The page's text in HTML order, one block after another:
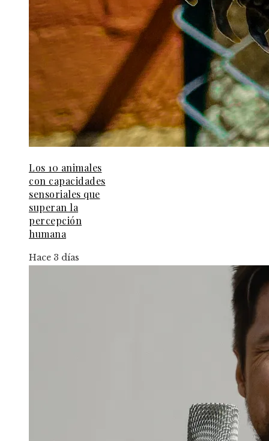
Los 10 animales
con capacidades
sensoriales que
superan la
percepción
humana
Hace 3 días